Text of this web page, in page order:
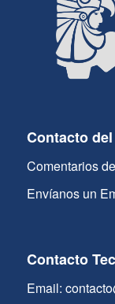
Contacto del
Comentarios
Envíanos un
Contacto
Email: